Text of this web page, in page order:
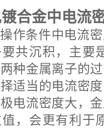
合金中电流
作条件中电流
共沉积，主要
种金属离子的
适当的电流密
电流密度大，
，会更有利于